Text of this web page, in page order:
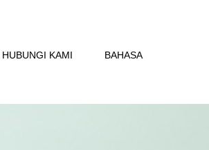
BAHASA
HUBUNGI KAMI